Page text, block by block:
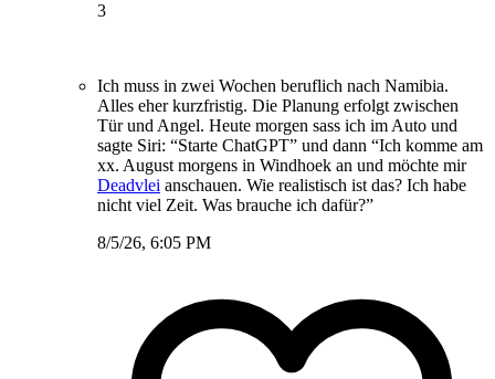
3
Ich muss in zwei Wochen beruflich nach Namibia.
Alles eher kurzfristig. Die Planung erfolgt zwischen
Tür und Angel. Heute morgen sass ich im Auto und
sagte Siri: “Starte ChatGPT” und dann “Ich komme am
xx. August morgens in Windhoek an und möchte mir
Deadvlei anschauen. Wie realistisch ist das? Ich habe
nicht viel Zeit. Was brauche ich dafür?”
8/5/26, 6:05 PM